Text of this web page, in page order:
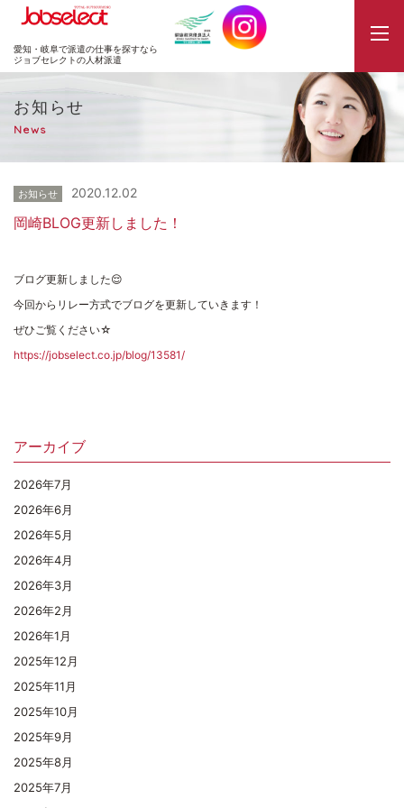
JobSelect
愛知・岐阜で派遣の仕事を探すなら
ジョブセレクトの人材派遣
お知らせ
News
お知らせ 2020.12.02
岡崎BLOG更新しました！
ブログ更新しました😌
今回からリレー方式でブログを更新していきます！
ぜひご覧ください☆
https://jobselect.co.jp/blog/13581/
アーカイブ
2026年7月
2026年6月
2026年5月
2026年4月
2026年3月
2026年2月
2026年1月
2025年12月
2025年11月
2025年10月
2025年9月
2025年8月
2025年7月